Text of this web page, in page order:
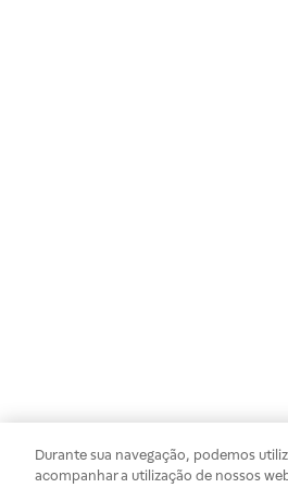
Durante sua navegação, podemos
acompanhar a utilização de nossos